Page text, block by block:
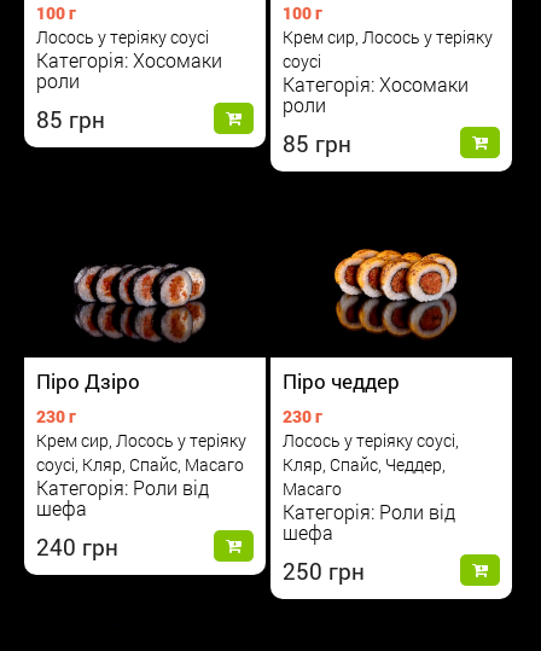
100 г
Лосось у теріяку соусі
Категорія: Хосомаки
роли
85
100 г
Крем сир, Лосось у теріяку
соусі
Категорія: Хосомаки
роли
85
Піро Дзіро
230 г
Крем сир, Лосось у теріяку
соусі, Кляр, Спайс, Масаго
Категорія: Роли від
шефа
240
Піро чеддер
230 г
Лосось у теріяку соусі,
Кляр, Спайс, Чеддер,
Масаго
Категорія: Роли від
шефа
250